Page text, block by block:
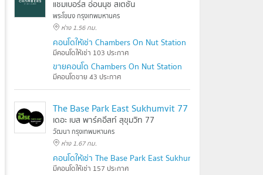
แชมเบอร์ส อ่อนนุช สเตชั่น
พระโขนง กรุงเทพมหานคร
ห่าง 1.56 กม.
คอนโดให้เช่า Chambers On Nut Station
มีคอนโดให้เช่า 103 ประกาศ
ขายคอนโด Chambers On Nut Station
มีคอนโดขาย 43 ประกาศ
The Base Park East Sukhumvit 77
เดอะ เบส พาร์คอีสท์ สุขุมวิท 77
วัฒนา กรุงเทพมหานคร
ห่าง 1.67 กม.
คอนโดให้เช่า The Base Park East Sukhumvit 77
มีคอนโดให้เช่า 157 ประกาศ